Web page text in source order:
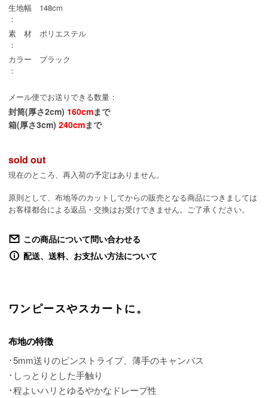
生地幅
：
148cm
素 材
：
ポリエステル
カラー
：
ブラック
メール便でお送りできる数量：
封筒(厚さ2cm) 160cmまで
箱(厚さ3cm) 240cmまで
sold out
現在のところ、再入荷の予定はありません。
原則として、布地等のカットしてからの販売となる商品につきましては
お客様都合による返品・交換はお受けできません。ご了承ください。
この商品について問い合わせる
配送、送料、お支払い方法について
ワンピースやスカートに。
布地の特徴
･5mm送りのピンストライプ、薄手のキャンバス
･しっとりとした手触り
･程よいハリとゆるやかなドレープ性